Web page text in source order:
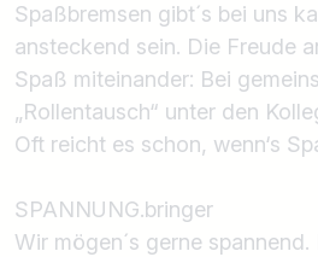
Spaßbremsen gibt´s bei uns
ansteckend sein. Die Freude
Spaß miteinander: Bei
„Rollentausch“ unter den
Oft reicht es schon, wenn‘s
SPANNUNG.bringer
Wir mögen´s gerne